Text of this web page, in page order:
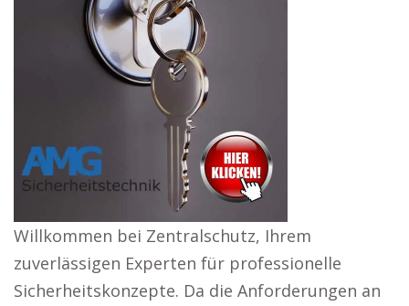
Willkommen bei Zentralschutz, Ihrem
zuverlässigen Experten für professionelle
Sicherheitskonzepte. Da die Anforderungen an